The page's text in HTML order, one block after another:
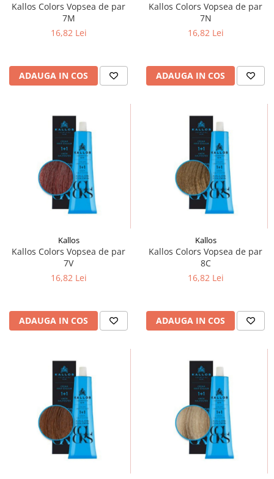
Kallos Colors Vopsea de par
7M
16,82 Lei
ADAUGA IN COS
Kallos Colors Vopsea de par
7N
16,82 Lei
ADAUGA IN COS
Kallos
Kallos Colors Vopsea de par
7V
16,82 Lei
ADAUGA IN COS
Kallos
Kallos Colors Vopsea de par
8C
16,82 Lei
ADAUGA IN COS